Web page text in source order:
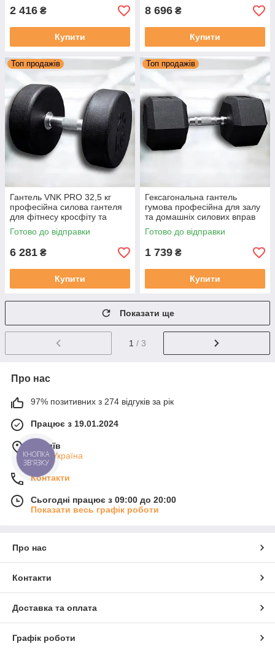
2 416 ₴
Купити
8 696 ₴
Купити
Топ продажів
Гантель VNK PRO 32,5 кг
професійна силова гантеля
для фітнесу кросфіту та
силових вправ
Готово до відправки
6 281 ₴
Купити
Топ продажів
Гексагональна гантель
гумова професійна для залу
та домашніх силових вправ
VNK PRO 9 кг (1 шт.)
Готово до відправки
1 739 ₴
Купити
Показати ще
1 / 3
Про нас
97% позитивних з 274 відгуків за рік
Працює з 19.01.2024
м. Київ
Київ, Україна
Контакти
Сьогодні працює з 09:00 до 20:00
Показати весь графік роботи
Про нас
Контакти
Доставка та оплата
Графік роботи
КНОПКА
ЗВ'ЯЗКУ